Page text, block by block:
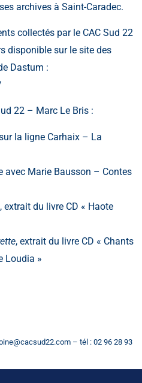
archives à Saint-Caradec.
collectés par le CAC Sud 22
disponible sur le site des
Dastum :
22 – Marc Le Bris :
la ligne Carhaix – La
avec Marie Bausson – Contes
extrait du livre CD « Haote
, extrait du livre CD « Chants
Loudia »
– tél : 02 96 28 93